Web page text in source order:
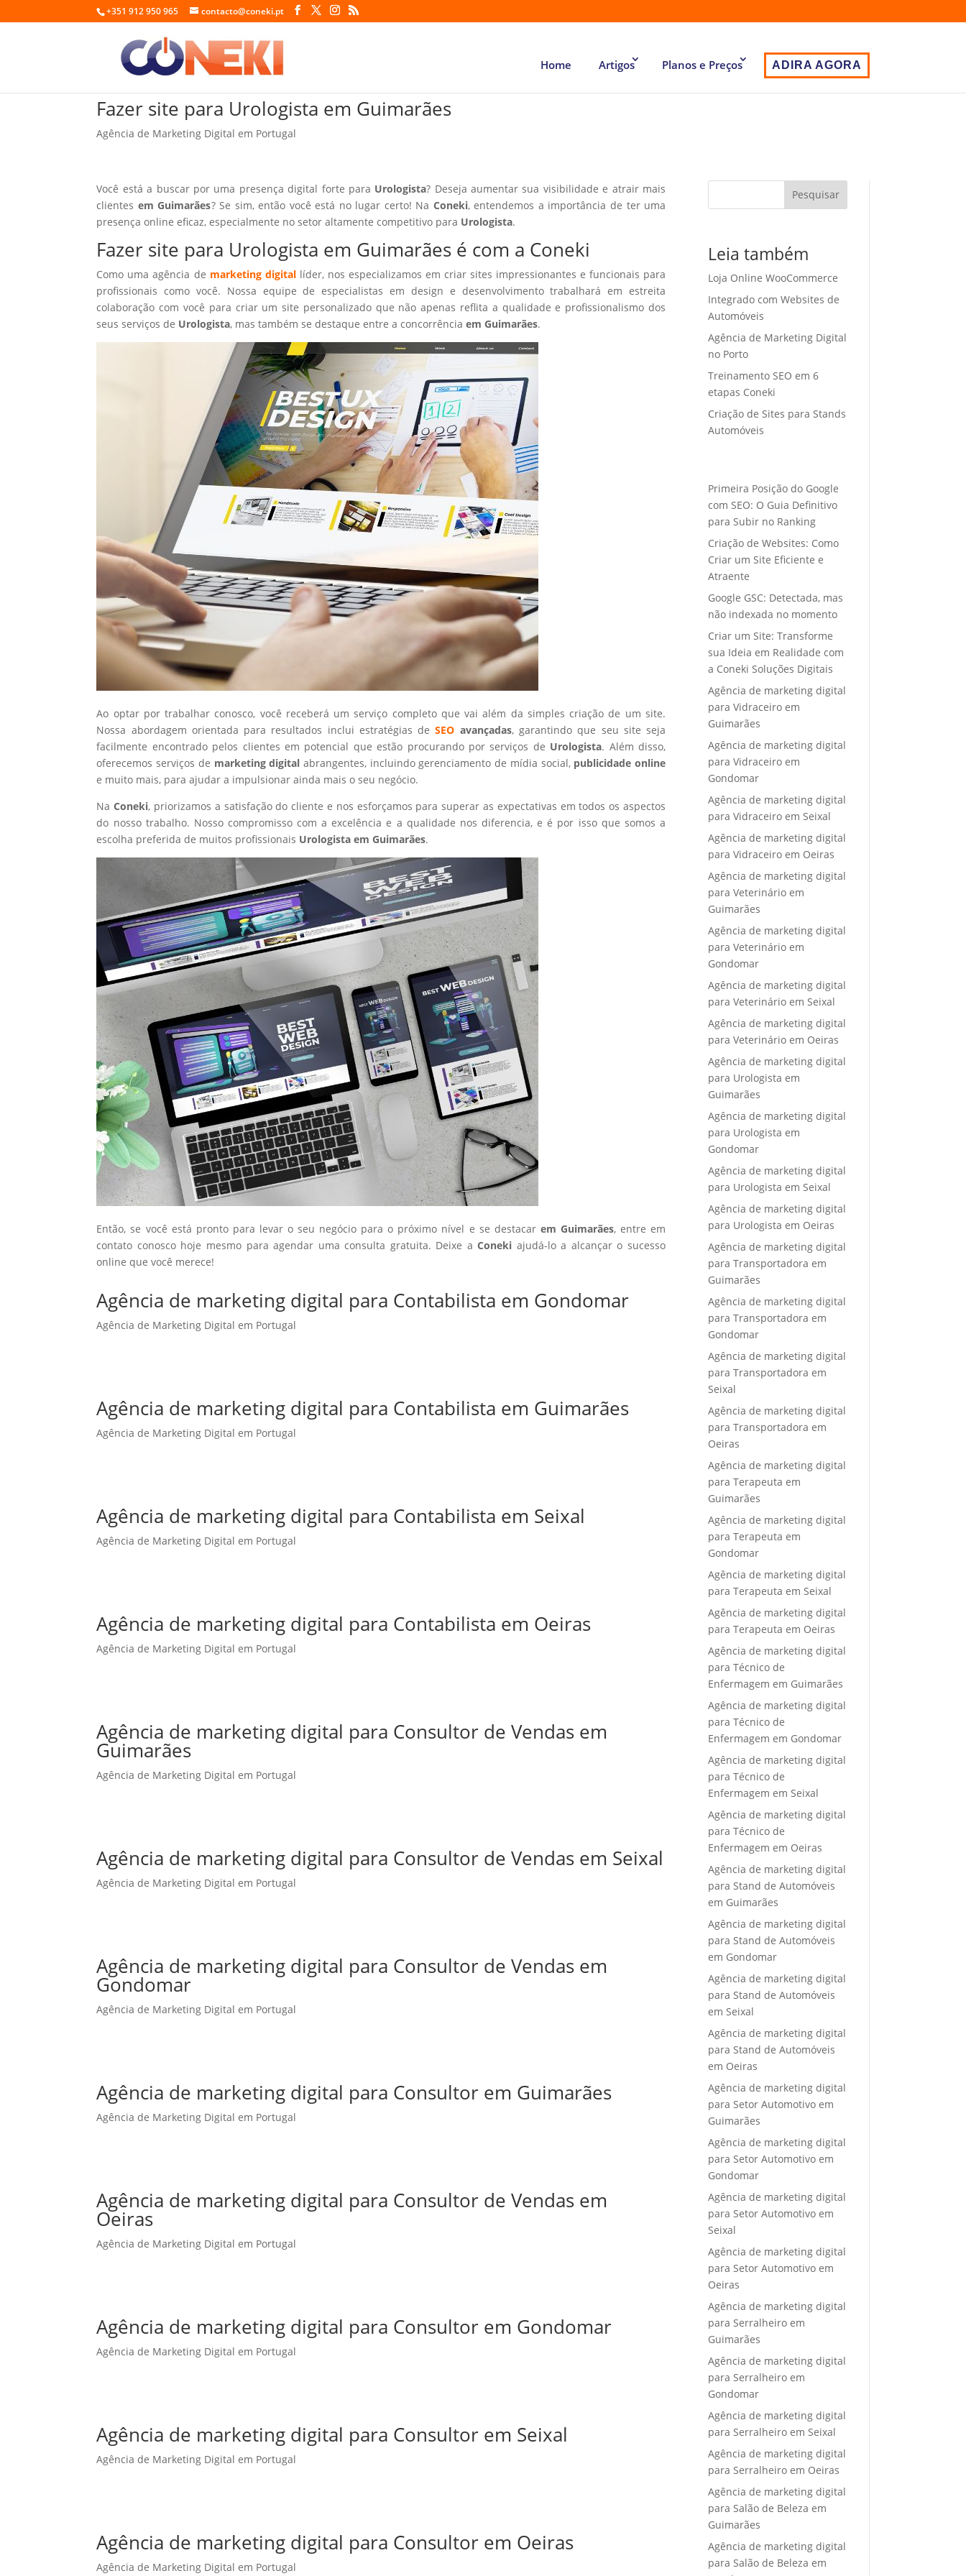
+351 912 950 965 contacto@coneki.pt
Home Artigos Planos e Preços ADIRA AGORA
Fazer site para Urologista em Guimarães
Agência de Marketing Digital em Portugal
Você está a buscar por uma presença digital forte para Urologista? Deseja aumentar sua visibilidade e atrair mais
clientes em Guimarães? Se sim, então você está no lugar certo! Na Coneki, entendemos a importância de ter uma
presença online eficaz, especialmente no setor altamente competitivo para Urologista.
Fazer site para Urologista em Guimarães é com a Coneki
Como uma agência de marketing digitallíder, nos especializamos em criar sites impressionantes e funcionais para
profissionais como você. Nossa equipe de especialistas em design e desenvolvimento trabalhará em estreita
colaboração com você para criar um site personalizado que não apenas reflita a qualidade e profissionalismo dos
seus serviços de Urologista, mas também se destaque entre a concorrênciaem Guimarães.
Ao optar por trabalhar conosco, você receberá um serviço completo que vai além da simples criação de um site.
Nossa abordagem orientada para resultados inclui estratégias deSEO avançadas, garantindo que seu site seja
facilmente encontrado pelos clientes em potencial que estão procurando por serviços de Urologista. Além disso,
oferecemos serviços de marketing digital abrangentes, incluindo gerenciamento de mídia social, publicidade online
e muito mais, para ajudar a impulsionar ainda mais o seu negócio.
NaConeki, priorizamos a satisfação do cliente e nos esforçamos para superar as expectativas em todos os aspectos
do nosso trabalho. Nosso compromisso com a excelência e a qualidade nos diferencia, e é por isso que somos a
escolha preferida de muitos profissionais Urologista em Guimarães.
Então, se você está pronto para levar o seu negócio para o próximo nível e se destacar em Guimarães, entre em
contato conosco hoje mesmo para agendar uma consulta gratuita. Deixe aConeki ajudá-lo a alcançar o sucesso
online que você merece!
Agência de marketing digital para Contabilista em Gondomar
Agência de Marketing Digital em Portugal
Agência de marketing digital para Contabilista em Guimarães
Agência de Marketing Digital em Portugal
Agência de marketing digital para Contabilista em Seixal
Agência de Marketing Digital em Portugal
Agência de marketing digital para Contabilista em Oeiras
Agência de Marketing Digital em Portugal
Agência de marketing digital para Consultor de Vendas em
Guimarães
Agência de Marketing Digital em Portugal
Agência de marketing digital para Consultor de Vendas em Seixal
Agência de Marketing Digital em Portugal
Agência de marketing digital para Consultor de Vendas em
Gondomar
Agência de Marketing Digital em Portugal
Agência de marketing digital para Consultor em Guimarães
Agência de Marketing Digital em Portugal
Agência de marketing digital para Consultor de Vendas em
Oeiras
Agência de Marketing Digital em Portugal
Agência de marketing digital para Consultor em Gondomar
Agência de Marketing Digital em Portugal
Agência de marketing digital para Consultor em Seixal
Agência de Marketing Digital em Portugal
Agência de marketing digital para Consultor em Oeiras
Agência de Marketing Digital em Portugal
Pesquisar
Leia também
Loja Online WooCommerce
Integrado com Websites de
Automóveis
Agência de Marketing Digital
no Porto
Treinamento SEO em 6
etapas Coneki
Criação de Sites para Stands
Automóveis
Primeira Posição do Google
com SEO: O Guia Definitivo
para Subir no Ranking
Criação de Websites: Como
Criar um Site Eficiente e
Atraente
Google GSC: Detectada, mas
não indexada no momento
Criar um Site: Transforme
sua Ideia em Realidade com
a Coneki Soluções Digitais
Agência de marketing digital
para Vidraceiro em
Guimarães
Agência de marketing digital
para Vidraceiro em
Gondomar
Agência de marketing digital
para Vidraceiro em Seixal
Agência de marketing digital
para Vidraceiro em Oeiras
Agência de marketing digital
para Veterinário em
Guimarães
Agência de marketing digital
para Veterinário em
Gondomar
Agência de marketing digital
para Veterinário em Seixal
Agência de marketing digital
para Veterinário em Oeiras
Agência de marketing digital
para Urologista em
Guimarães
Agência de marketing digital
para Urologista em
Gondomar
Agência de marketing digital
para Urologista em Seixal
Agência de marketing digital
para Urologista em Oeiras
Agência de marketing digital
para Transportadora em
Guimarães
Agência de marketing digital
para Transportadora em
Gondomar
Agência de marketing digital
para Transportadora em
Seixal
Agência de marketing digital
para Transportadora em
Oeiras
Agência de marketing digital
para Terapeuta em
Guimarães
Agência de marketing digital
para Terapeuta em
Gondomar
Agência de marketing digital
para Terapeuta em Seixal
Agência de marketing digital
para Terapeuta em Oeiras
Agência de marketing digital
para Técnico de
Enfermagem em Guimarães
Agência de marketing digital
para Técnico de
Enfermagem em Gondomar
Agência de marketing digital
para Técnico de
Enfermagem em Seixal
Agência de marketing digital
para Técnico de
Enfermagem em Oeiras
Agência de marketing digital
para Stand de Automóveis
em Guimarães
Agência de marketing digital
para Stand de Automóveis
em Gondomar
Agência de marketing digital
para Stand de Automóveis
em Seixal
Agência de marketing digital
para Stand de Automóveis
em Oeiras
Agência de marketing digital
para Setor Automotivo em
Guimarães
Agência de marketing digital
para Setor Automotivo em
Gondomar
Agência de marketing digital
para Setor Automotivo em
Seixal
Agência de marketing digital
para Setor Automotivo em
Oeiras
Agência de marketing digital
para Serralheiro em
Guimarães
Agência de marketing digital
para Serralheiro em
Gondomar
Agência de marketing digital
para Serralheiro em Seixal
Agência de marketing digital
para Serralheiro em Oeiras
Agência de marketing digital
para Salão de Beleza em
Guimarães
Agência de marketing digital
para Salão de Beleza em